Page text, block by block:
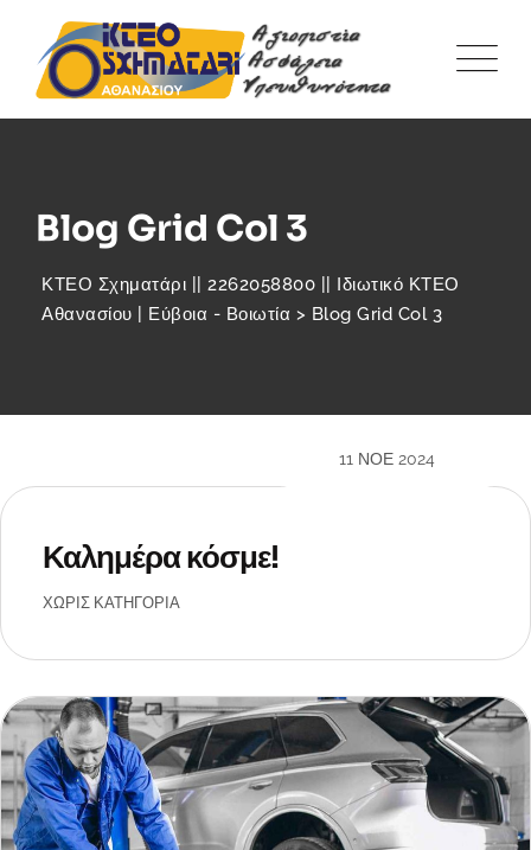
Blog Grid Col 3
ΚΤΕΟ Σχηματάρι || 2262058800 || Ιδιωτικό ΚΤΕΟ
Αθανασίου | Εύβοια - Βοιωτία > Blog Grid Col 3
11 ΝΟΈ 2024
Καλημέρα κόσμε!
ΧΩΡΊΣ ΚΑΤΗΓΟΡΊΑ